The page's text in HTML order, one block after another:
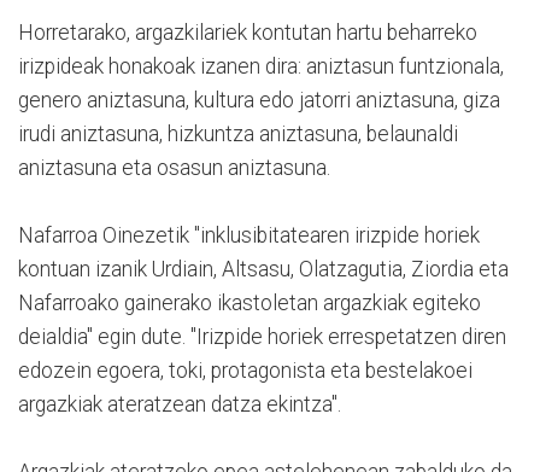
Horretarako, argazkilariek kontutan hartu beharreko
irizpideak honakoak izanen dira: aniztasun funtzionala,
genero aniztasuna, kultura edo jatorri aniztasuna, giza
irudi aniztasuna, hizkuntza aniztasuna, belaunaldi
aniztasuna eta osasun aniztasuna.
Nafarroa Oinezetik "inklusibitatearen irizpide horiek
kontuan izanik Urdiain, Altsasu, Olatzagutia, Ziordia eta
Nafarroako gainerako ikastoletan argazkiak egiteko
deialdia" egin dute. "Irizpide horiek errespetatzen diren
edozein egoera, toki, protagonista eta bestelakoei
argazkiak ateratzean datza ekintza".